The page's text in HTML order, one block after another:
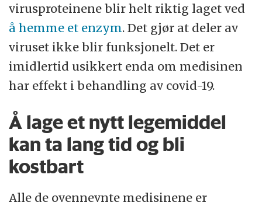
virusproteinene blir helt riktig laget ved
å hemme et enzym. Det gjør at deler av
viruset ikke blir funksjonelt. Det er
imidlertid usikkert enda om medisinen
har effekt i behandling av covid-19.
Å lage et nytt legemiddel
kan ta lang tid og bli
kostbart
Alle de ovennevnte medisinene er